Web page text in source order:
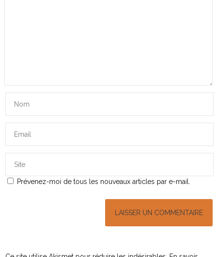
Prévenez-moi de tous les nouveaux articles par e-mail.